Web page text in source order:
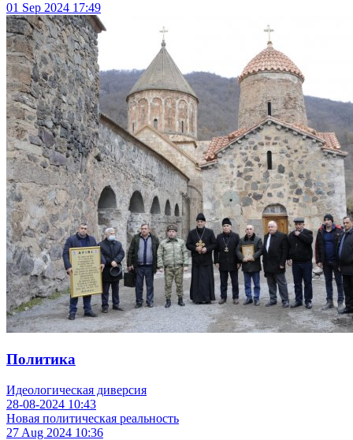
01 Sep 2024 17:49
Политика
Идеологическая диверсия
28-08-2024 10:43
Новая политическая реальность
27 Aug 2024 10:36